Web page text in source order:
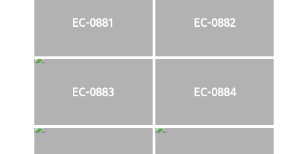
EC-0881 EC-0882
EC-0883 EC-0884